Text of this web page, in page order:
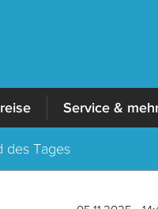
Service &
des Tages